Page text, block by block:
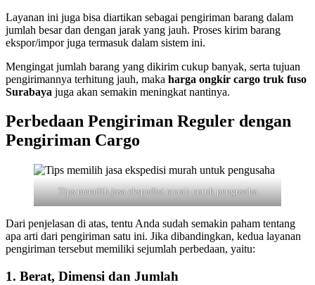
Layanan ini juga bisa diartikan sebagai pengiriman barang dalam
jumlah besar dan dengan jarak yang jauh. Proses kirim barang
ekspor/impor juga termasuk dalam sistem ini.
Mengingat jumlah barang yang dikirim cukup banyak, serta tujuan
pengirimannya terhitung jauh, maka harga ongkir cargo truk fuso
Surabaya juga akan semakin meningkat nantinya.
Perbedaan Pengiriman Reguler dengan
Pengiriman Cargo
Tips memilih jasa ekspedisi murah untuk pengusaha
Dari penjelasan di atas, tentu Anda sudah semakin paham tentang
apa arti dari pengiriman satu ini. Jika dibandingkan, kedua layanan
pengiriman tersebut memiliki sejumlah perbedaan, yaitu:
1. Berat, Dimensi dan Jumlah